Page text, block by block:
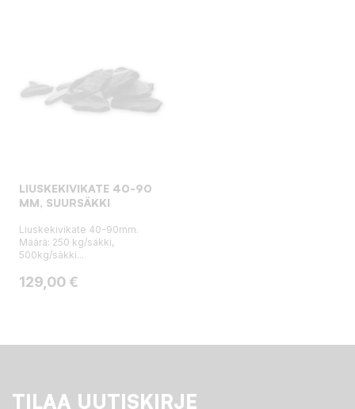
LIUSKEKIVIKATE 40-90
MM, SUURSÄKKI
Liuskekivikate 40-90mm.
Määrä: 250 kg/säkki,
500kg/säkki...
Hinta
129,00 €
TILAA UUTISKIRJE